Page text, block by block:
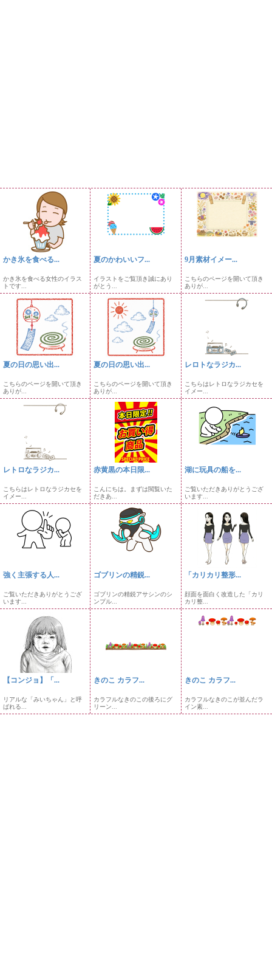
かき氷を食べる...
かき氷を食べる女性のイラス
トです...
夏のかわいいフ...
イラストをご覧頂き誠にあり
がとう...
9月素材イメー...
こちらのページを開いて頂き
ありが...
夏の日の思い出...
こちらのページを開いて頂き
ありが...
夏の日の思い出...
こちらのページを開いて頂き
ありが...
レロトなラジカ...
こちらはレトロなラジカセを
イメー...
レトロなラジカ...
こちらはレトロなラジカセを
イメー...
赤黄黒の本日限...
こんにちは。まずは閲覧いた
だきあ...
湖に玩具の船を...
ご覧いただきありがとうござ
います...
強く主張する人...
ご覧いただきありがとうござ
います...
ゴブリンの精鋭...
ゴブリンの精鋭アサシンのシ
ンプル...
「カリカリ整形...
顔面を面白く改造した「カリ
カリ整...
【コンジョ】「...
リアルな「みいちゃん」と呼
ばれる...
きのこ カラフ...
カラフルなきのこの後ろにグ
リーン...
きのこ カラフ...
カラフルなきのこが並んだラ
イン素...